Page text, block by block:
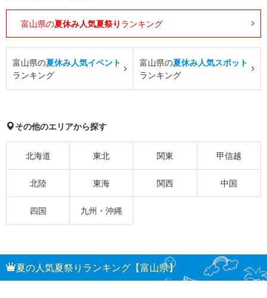
富山県の夏休み人気夏祭り ランキング
富山県の夏休み人気イベント
ランキング
富山県の夏休み人気スポット
ランキング
その他のエリアから探す
北海道 東北 関東 甲信越
北陸 東海 関西 中国
四国 九州・沖縄
夏の人気夏祭りランキング【富山県】